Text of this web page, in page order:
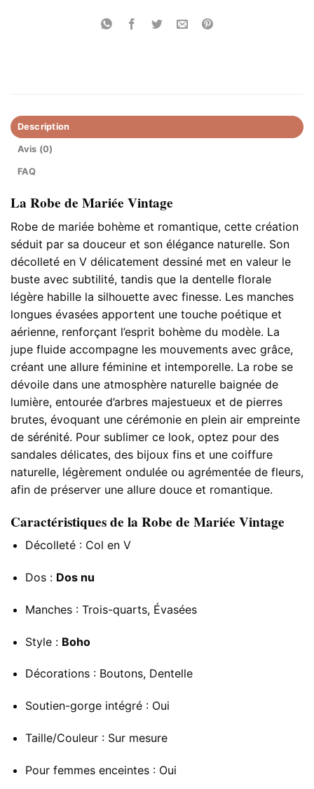
Description
Avis (0)
FAQ
La Robe de Mariée Vintage
Robe de mariée bohème et romantique, cette création
séduit par sa douceur et son élégance naturelle. Son
décolleté en V délicatement dessiné met en valeur le
buste avec subtilité, tandis que la dentelle florale
légère habille la silhouette avec finesse. Les manches
longues évasées apportent une touche poétique et
aérienne, renforçant l’esprit bohème du modèle. La
jupe fluide accompagne les mouvements avec grâce,
créant une allure féminine et intemporelle. La robe se
dévoile dans une atmosphère naturelle baignée de
lumière, entourée d’arbres majestueux et de pierres
brutes, évoquant une cérémonie en plein air empreinte
de sérénité. Pour sublimer ce look, optez pour des
sandales délicates, des bijoux fins et une coiffure
naturelle, légèrement ondulée ou agrémentée de fleurs,
afin de préserver une allure douce et romantique.
Caractéristiques de la Robe de Mariée Vintage
Décolleté : Col en V
Dos : Dos nu
Manches : Trois-quarts, Évasées
Style : Boho
Décorations : Boutons, Dentelle
Soutien-gorge intégré : Oui
Taille/Couleur : Sur mesure
Pour femmes enceintes : Oui